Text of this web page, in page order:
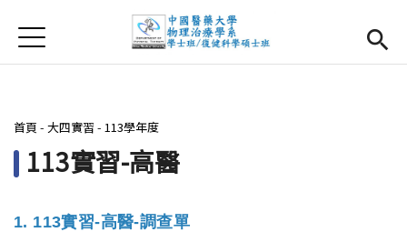
首頁
首頁
系所簡介
Jump to Navigation
Jump to Main content
您在這裡
首頁 - 大四實習 - 113學年度
113實習-高醫
1. 113實習-高醫-調查單